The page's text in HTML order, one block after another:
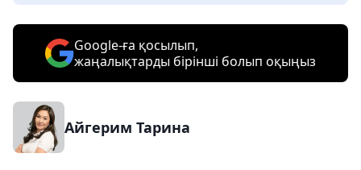
Google-ға қосылып,
жаңалықтарды бірінші болып оқыңыз
Айгерим Тарина